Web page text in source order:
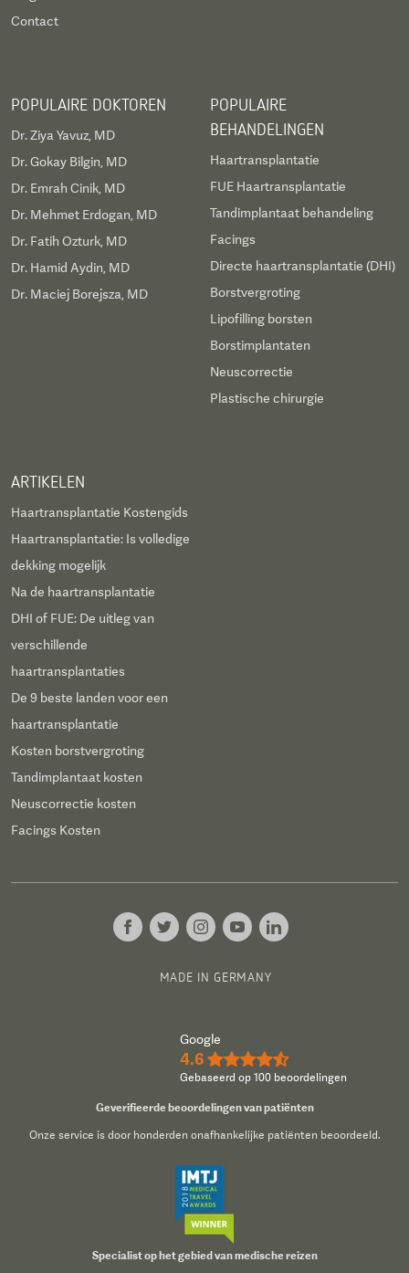
Contact
POPULAIRE DOKTOREN
Dr. Ziya Yavuz, MD
Dr. Gokay Bilgin, MD
Dr. Emrah Cinik, MD
Dr. Mehmet Erdogan, MD
Dr. Fatih Ozturk, MD
Dr. Hamid Aydin, MD
Dr. Maciej Borejsza, MD
POPULAIRE
BEHANDELINGEN
Haartransplantatie
FUE Haartransplantatie
Tandimplantaat behandeling
Facings
Directe haartransplantatie (DHI)
Borstvergroting
Lipofilling borsten
Borstimplantaten
Neuscorrectie
Plastische chirurgie
ARTIKELEN
Haartransplantatie Kostengids
Haartransplantatie: Is volledige
dekking mogelijk
Na de haartransplantatie
DHI of FUE: De uitleg van
verschillende
haartransplantaties
De 9 beste landen voor een
haartransplantatie
Kosten borstvergroting
Tandimplantaat kosten
Neuscorrectie kosten
Facings Kosten
MADE IN GERMANY
Google
4.6 ★★★★½
Gebaseerd op 100 beoordelingen
Geverifieerde beoordelingen van patiënten
Onze service is door honderden onafhankelijke patiënten beoordeeld.
Specialist op het gebied van medische reizen